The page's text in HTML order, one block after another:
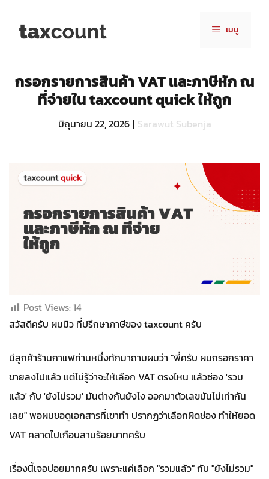
เมนู
กรอกรายการสินค้า VAT และภาษีหัก ณ
ที่จ่ายใน taxcount quick ให้ถูก
มิถุนายน 22, 2026 | Sarawut Subenja
Post Views: 14
สวัสดีครับ ผมมิว ที่ปรึกษาภาษีของ taxcount ครับ
มีลูกค้าร้านกาแฟท่านหนึ่งทักมาถามผมว่า "พี่ครับ ผมกรอกราคา
ขายลงไปแล้ว แต่ไม่รู้ว่าจะให้เลือก VAT ตรงไหน แล้วช่อง 'รวม
แล้ว' กับ 'ยังไม่รวม' มันต่างกันยังไง ออกมาตัวเลขมันไม่เท่ากัน
เลย" พอผมขอดูเอกสารที่เขาทำ ปรากฏว่าเลือกผิดช่อง ทำให้ยอด
VAT คลาดไปเกือบสามร้อยบาทครับ
เรื่องนี้เจอบ่อยมากครับ เพราะแค่เลือก "รวมแล้ว" กับ "ยังไม่รวม"